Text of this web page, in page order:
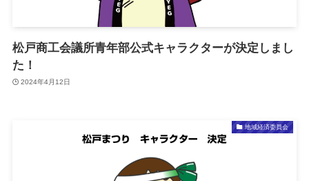
松戸商工会議所青年部公式キャラクターが決定しまし
た！
2024年4月12日
地域経済委員会